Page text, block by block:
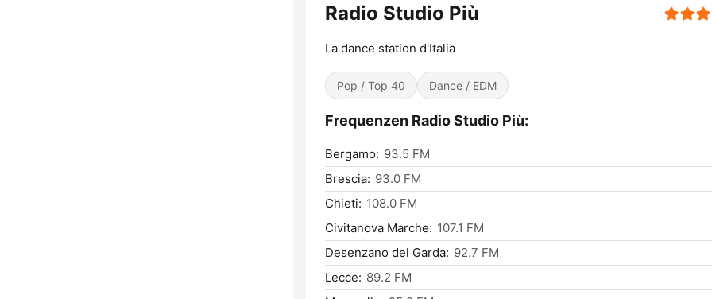
Radio Studio Più
La dance station d'Italia
Pop / Top 40 Dance / EDM
Frequenzen Radio Studio Più:
Bergamo: 93.5 FM
Brescia: 93.0 FM
Chieti: 108.0 FM
Civitanova Marche: 107.1 FM
Desenzano del Garda: 92.7 FM
Lecce: 89.2 FM